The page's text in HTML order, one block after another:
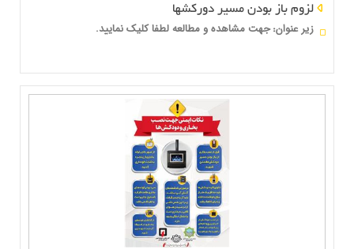
لزوم باز بودن مسیر دورکشها
زير عنوان:جهت مشاهده و مطالعه لطفا کلیک نمایید.